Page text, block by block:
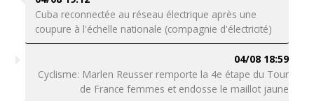
Cuba reconnectée au réseau électrique après une
coupure à l'échelle nationale (compagnie d'électricité)
04/08 18:59
Cyclisme: Marlen Reusser remporte la 4e étape du Tour
de France femmes et endosse le maillot jaune